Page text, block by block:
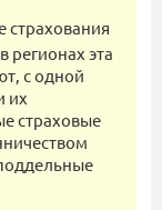
страхования
регионах эта
с одной
их
страховые